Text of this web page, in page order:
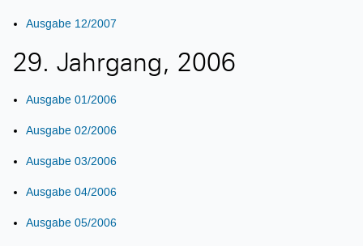
Ausgabe 12/2007
29. Jahrgang, 2006
Ausgabe 01/2006
Ausgabe 02/2006
Ausgabe 03/2006
Ausgabe 04/2006
Ausgabe 05/2006